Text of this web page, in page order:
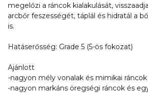
megelőzi a ráncok kialakulását,
arcbőr feszességét, táplál és hidratál a
is.
Hatáserősség: Grade 5 (5-ös fokozat)
Ajánlott
-nagyon mély vonalak és mimikai
-nagyon markáns öregségi ráncok és